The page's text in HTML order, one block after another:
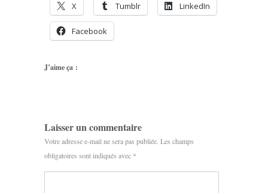
X Tumblr LinkedIn
Facebook
J’aime ça :
Laisser un commentaire
Votre adresse e-mail ne sera pas publiée. Les champs
obligatoires sont indiqués avec *